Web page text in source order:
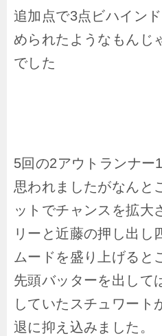
追加点で3点ビハイン
められたようなもんじ
でした
5回の2アウトランナー
思われましたがなんと
ットでチャンスを拡大
リーと近藤の押し出し
ムードを盛り上げると
先頭バッターを出して
していたスチュワート
退に抑え込みました。